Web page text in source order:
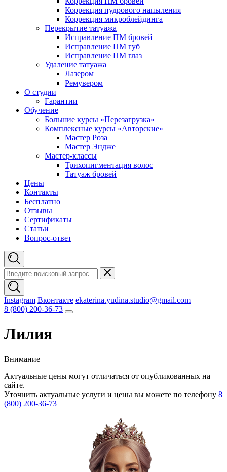
Коррекция пудрового напыления
Коррекция микроблейдинга
Перекрытие татуажа
Исправление ПМ бровей
Исправление ПМ губ
Исправление ПМ глаз
Удаление татуажа
Лазером
Ремувером
О студии
Гарантии
Обучение
Большие курсы «Перезагрузка»
Комплексные курсы «Авторские»
Мастер Роза
Мастер Эндже
Мастер-классы
Трихопигментация волос
Татуаж бровей
Цены
Контакты
Бесплатно
Отзывы
Сертификаты
Статьи
Вопрос-ответ
Instagram Вконтакте ekaterina.yudina.studio@gmail.com
8 (800) 200-36-73
Лилия
Внимание
Актуальные цены могут отличаться от опубликованных на
сайте.
Уточнить актуальные услуги и цены вы можете по телефону 8
(800) 200-36-73